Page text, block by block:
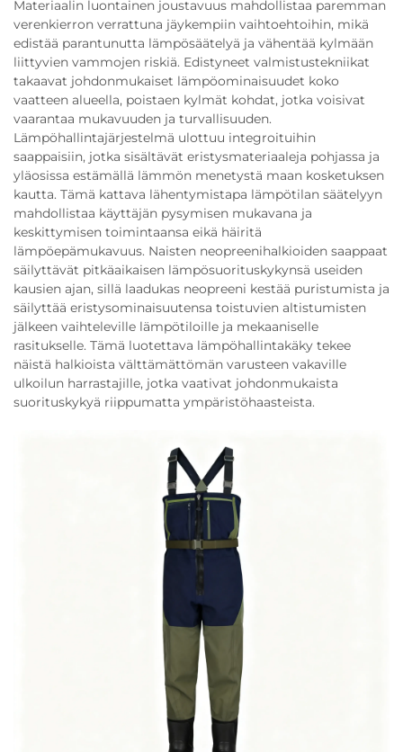
Materiaalin luontainen joustavuus mahdollistaa paremman
verenkierron verrattuna jäykempiin vaihtoehtoihin, mikä
edistää parantunutta lämpösäätelyä ja vähentää kylmään
liittyvien vammojen riskiä. Edistyneet valmistustekniikat
takaavat johdonmukaiset lämpöominaisuudet koko
vaatteen alueella, poistaen kylmät kohdat, jotka voisivat
vaarantaa mukavuuden ja turvallisuuden.
Lämpöhallintajärjestelmä ulottuu integroituihin
saappaisiin, jotka sisältävät eristysmateriaaleja pohjassa ja
yläosissa estämällä lämmön menetystä maan kosketuksen
kautta. Tämä kattava lähentymistapa lämpötilan säätelyyn
mahdollistaa käyttäjän pysymisen mukavana ja
keskittymisen toimintaansa eikä häiritä
lämpöepämukavuus. Naisten neopreenihalkioiden saappaat
säilyttävät pitkäaikaisen lämpösuorituskykynsä useiden
kausien ajan, sillä laadukas neopreeni kestää puristumista ja
säilyttää eristysominaisuutensa toistuvien altistumisten
jälkeen vaihteleville lämpötiloille ja mekaaniselle
rasitukselle. Tämä luotettava lämpöhallintakäky tekee
näistä halkioista välttämättömän varusteen vakaville
ulkoilun harrastajille, jotka vaativat johdonmukaista
suorituskykyä riippumatta ympäristöhaasteista.